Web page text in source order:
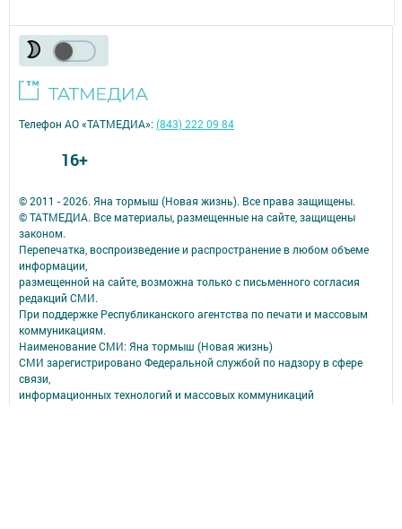
© 2011 - 2026. Яна тормыш (Новая жизнь). Все права защищены.
© ТАТМЕДИА. Все материалы, размещенные на сайте, защищены
законом.
Перепечатка, воспроизведение и распространение в любом объеме
информации,
размещенной на сайте, возможна только с письменного согласия
редакций СМИ.
При поддержке Республиканского агентства по печати и массовым
коммуникациям.
Наименование СМИ: Яна тормыш (Новая жизнь)
СМИ зарегистрировано Федеральной службой по надзору в сфере
связи,
информационных технологий и массовых коммуникаций
Телефон АО «ТАТМЕДИА»:(843) 222 09 84
16+